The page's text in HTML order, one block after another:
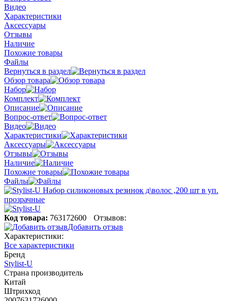
Видео
Характеристики
Аксессуары
Отзывы
Наличие
Похожие товары
Файлы
Вернуться в раздел
Обзор товара
Набор
Комплект
Описание
Вопрос-ответ
Видео
Характеристики
Аксессуары
Отзывы
Наличие
Похожие товары
Файлы
Код товара: 763172600
Отзывов:
Добавить отзыв
Характеристики:
Все характеристики
Бренд
Stylist-U
Страна производитель
Китай
Штрихкод